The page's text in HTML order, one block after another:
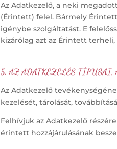
Az Adatkezelő, a neki
(Érintett) felel. Bármely
igénybe szolgáltatást. E
kizárólag azt az Érintett
5.AZ ADATKEZELÉS TÍPUSAI,
Az Adatkezelő
kezelését, tárolását,
Felhívjuk az Adatkezelő
érintett hozzájárulásának